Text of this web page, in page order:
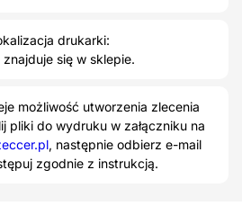
drukarki:
znajduje się w sklepie.
możliwość utworzenia zlecenia
pliki do wydruku w załączniku na
, następnie odbierz e-mail
zgodnie z instrukcją.